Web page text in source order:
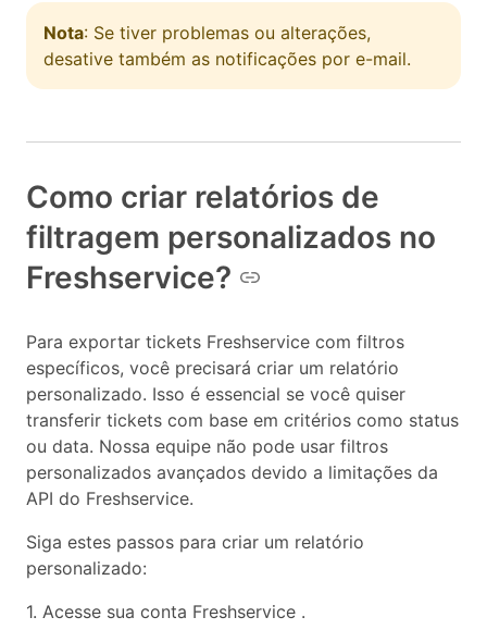
Nota: Se tiver problemas ou alterações,
desative também as notificações por e-mail.
Como criar relatórios de
filtragem personalizados no
Freshservice?
Para exportar tickets Freshservice com filtros
específicos, você precisará criar um relatório
personalizado. Isso é essencial se você quiser
transferir tickets com base em critérios como status
ou data. Nossa equipe não pode usar filtros
personalizados avançados devido a limitações da
API do Freshservice.
Siga estes passos para criar um relatório
personalizado:
1. Acesse sua conta Freshservice .